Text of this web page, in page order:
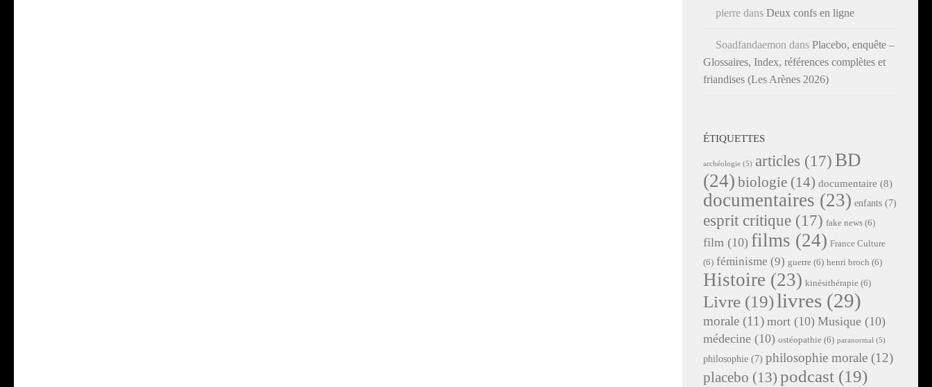
pierre dans Deux confs en ligne
Soadfandaemon dans Placebo, enquête –
Glossaires, Index, références complètes et
friandises (Les Arènes 2026)
ÉTIQUETTES
archéologie (5) articles (17) BD
(24) biologie (14) documentaire (8)
documentaires (23) enfants (7)
esprit critique (17) fake news (6)
film (10) films (24) France Culture
(6) féminisme (9) guerre (6) henri broch (6)
Histoire (23) kinésithérapie (6)
Livre (19)livres (29)
morale (11) mort (10) Musique (10)
médecine (10) ostéopathie (6) paranormal (5)
philosophie (7) philosophie morale (12)
placebo (13) podcast (19)